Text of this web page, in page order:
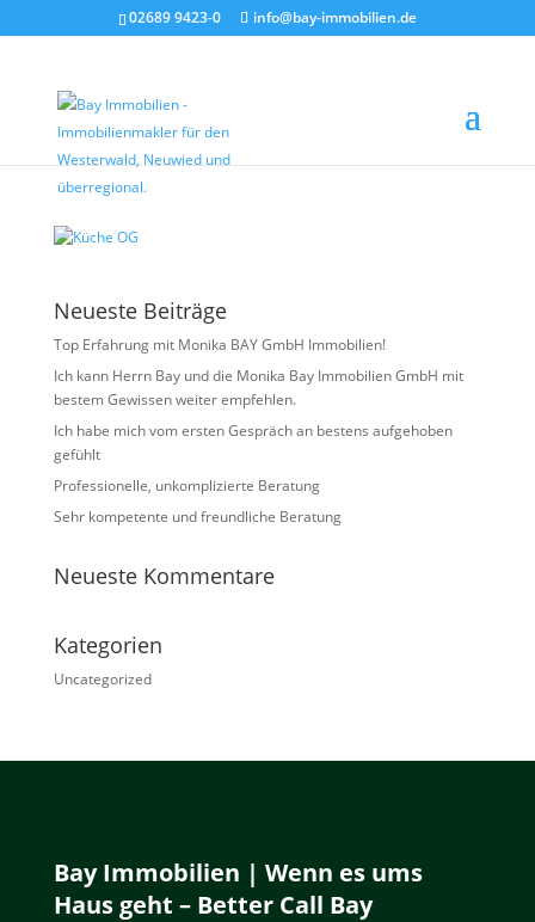
02689 9423-0 info@bay-immobilien.de
Küche OG
vonChristian Bay|Juni 16, 2026
Neueste Beiträge
Top Erfahrung mit Monika BAY GmbH Immobilien!
Ich kann Herrn Bay und die Monika Bay Immobilien GmbH mit
bestem Gewissen weiter empfehlen.
Ich habe mich vom ersten Gespräch an bestens aufgehoben
gefühlt
Professionelle, unkomplizierte Beratung
Sehr kompetente und freundliche Beratung
Neueste Kommentare
Kategorien
Uncategorized
Bay Immobilien | Wenn es ums
Haus geht – Better Call Bay